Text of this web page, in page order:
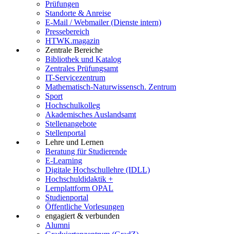
Prüfungen
Standorte & Anreise
E-Mail / Webmailer (Dienste intern)
Pressebereich
HTWK.magazin
Zentrale Bereiche
Bibliothek und Katalog
Zentrales Prüfungsamt
IT-Servicezentrum
Mathematisch-Naturwissensch. Zentrum
Sport
Hochschulkolleg
Akademisches Auslandsamt
Stellenangebote
Stellenportal
Lehre und Lernen
Beratung für Studierende
E-Learning
Digitale Hochschullehre (IDLL)
Hochschuldidaktik +
Lernplattform OPAL
Studienportal
Öffentliche Vorlesungen
engagiert & verbunden
Alumni